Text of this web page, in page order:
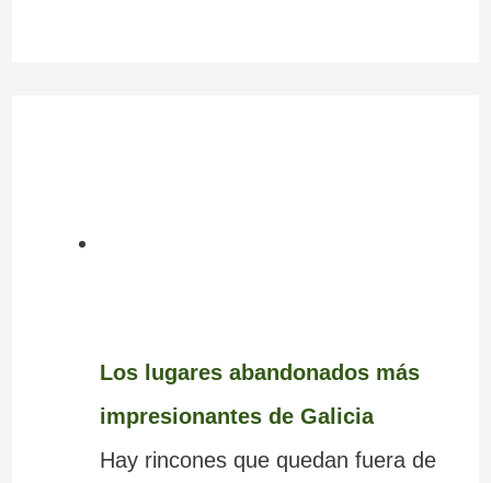
Los lugares abandonados más
impresionantes de Galicia
Hay rincones que quedan fuera de